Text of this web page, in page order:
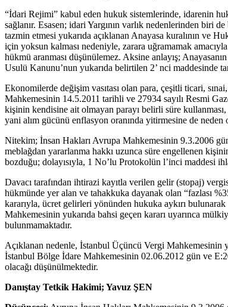
“İdari Rejimi” kabul eden hukuk sistemlerinde, idarenin
sağlanır. Esasen; idari Yargının varlık nedenlerinden biri
tazmin etmesi yukarıda açıklanan Anayasa kuralının ve
için yoksun kalması nedeniyle, zarara uğramamak
hükmü aranması düşünülemez. Aksine anlayış;
Usulü Kanunu’nun yukarıda belirtilen 2’ nci maddesinde
Ekonomilerde değişim vasıtası olan para, çeşitli ticari,
Mahkemesinin 14.5.2011 tarihli ve 27934 sayılı Resmi
kişinin kendisine ait olmayan parayı belirli süre
yani alım gücünü enflasyon oranında yitirmesine de neden
Nitekim; İnsan Hakları Avrupa Mahkemesinin 9.3.2006
meblağdan yararlanma hakkı uzunca süre engellenen
bozduğu; dolayısıyla, 1 No’lu Protokolün l’inci maddesi
Davacı tarafından ihtirazi kayıtla verilen gelir (stopaj)
hükmünde yer alan ve tahakkuka dayanak olan “fazlası
kararıyla, ücret gelirleri yönünden hukuka aykırı
Mahkemesinin yukarıda bahsi geçen kararı uyarınca
bulunmamaktadır.
Açıklanan nedenle, İstanbul Üçüncü Vergi Mahkemesinin
İstanbul Bölge İdare Mahkemesinin 02.06.2012 gün ve
olacağı düşünülmektedir.
Danıştay Tetkik Hakimi; Yavuz ŞEN